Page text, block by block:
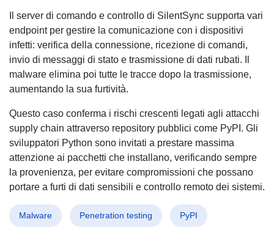
Il server di comando e controllo di SilentSync supporta vari
endpoint per gestire la comunicazione con i dispositivi
infetti: verifica della connessione, ricezione di comandi,
invio di messaggi di stato e trasmissione di dati rubati. Il
malware elimina poi tutte le tracce dopo la trasmissione,
aumentando la sua furtività.
Questo caso conferma i rischi crescenti legati agli attacchi
supply chain attraverso repository pubblici come PyPI. Gli
sviluppatori Python sono invitati a prestare massima
attenzione ai pacchetti che installano, verificando sempre
la provenienza, per evitare compromissioni che possano
portare a furti di dati sensibili e controllo remoto dei sistemi.
Malware Penetration testing PyPI